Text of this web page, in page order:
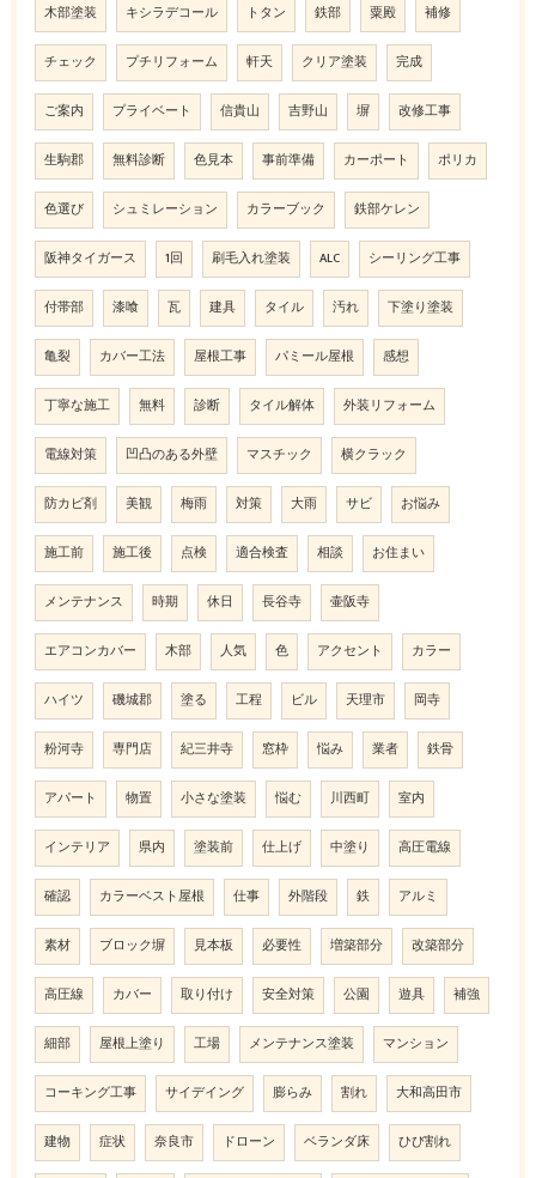
木部塗装 キシラデコール トタン 鉄部 粟殿 補修
チェック プチリフォーム 軒天 クリア塗装 完成
ご案内 プライベート 信貴山 吉野山 塀 改修工事
生駒郡 無料診断 色見本 事前準備 カーポート ポリカ
色選び シュミレーション カラーブック 鉄部ケレン
阪神タイガース 1回 刷毛入れ塗装 ALC シーリング工事
付帯部 漆喰 瓦 建具 タイル 汚れ 下塗り塗装
亀裂 カバー工法 屋根工事 パミール屋根 感想
丁寧な施工 無料 診断 タイル解体 外装リフォーム
電線対策 凹凸のある外壁 マスチック 横クラック
防カビ剤 美観 梅雨 対策 大雨 サビ お悩み
施工前 施工後 点検 適合検査 相談 お住まい
メンテナンス 時期 休日 長谷寺 壷阪寺
エアコンカバー 木部 人気 色 アクセント カラー
ハイツ 磯城郡 塗る 工程 ビル 天理市 岡寺
粉河寺 専門店 紀三井寺 窓枠 悩み 業者 鉄骨
アパート 物置 小さな塗装 悩む 川西町 室内
インテリア 県内 塗装前 仕上げ 中塗り 高圧電線
確認 カラーベスト屋根 仕事 外階段 鉄 アルミ
素材 ブロック塀 見本板 必要性 増築部分 改築部分
高圧線 カバー 取り付け 安全対策 公園 遊具 補強
細部 屋根上塗り 工場 メンテナンス塗装 マンション
コーキング工事 サイデイング 膨らみ 割れ 大和高田市
建物 症状 奈良市 ドローン ベランダ床 ひび割れ